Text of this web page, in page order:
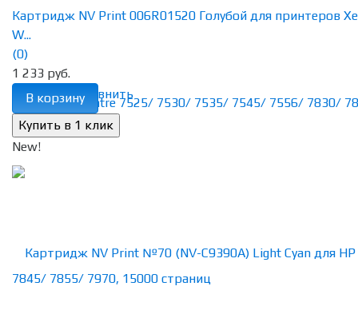
избранное сравнить
Картридж NV Print 006R01520 Голубой для принтеров
W...
(0)
1 233 руб.
В корзину
New!